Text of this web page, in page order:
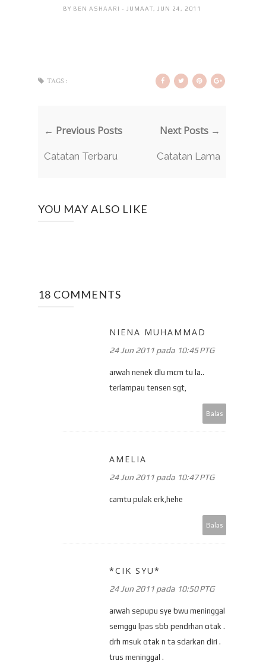
BY BEN ASHAARI - JUMAAT, JUN 24, 2011
TAGS :
← Previous Posts
Catatan Terbaru
Next Posts →
Catatan Lama
YOU MAY ALSO LIKE
18 COMMENTS
NIENA MUHAMMAD
24 Jun 2011 pada 10:45 PTG
arwah nenek dlu mcm tu la..
terlampau tensen sgt,
Balas
AMELIA
24 Jun 2011 pada 10:47 PTG
camtu pulak erk,hehe
Balas
*CIK SYU*
24 Jun 2011 pada 10:50 PTG
arwah sepupu sye bwu meninggal
semggu lpas sbb pendrhan otak .
drh msuk otak n ta sdarkan diri .
trus meninggal .